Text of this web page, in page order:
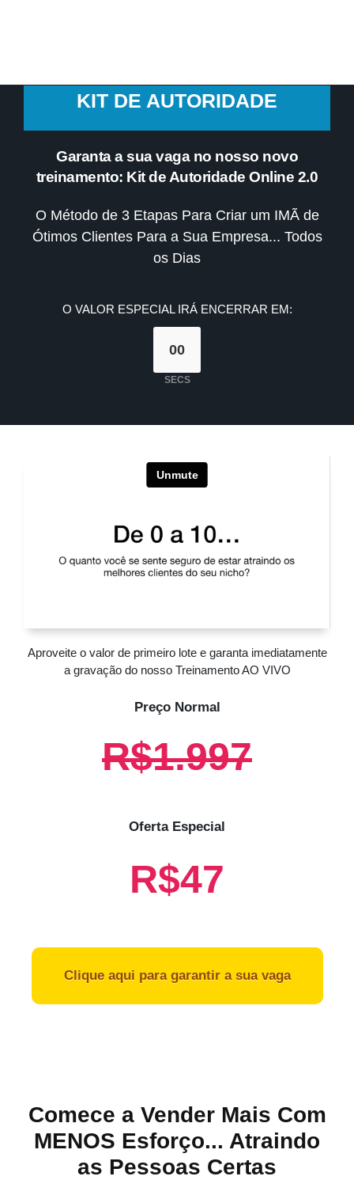
KIT DE AUTORIDADE
Garanta a sua vaga no nosso novo
treinamento: Kit de Autoridade Online 2.0
O Método de 3 Etapas Para Criar um IMÃ de
Ótimos Clientes Para a Sua Empresa... Todos
os Dias
O VALOR ESPECIAL IRÁ ENCERRAR EM:
00
SECS
Aproveite o valor de primeiro lote e garanta imediatamente
a gravação do nosso Treinamento AO VIVO
Preço Normal
R$1.997
Oferta Especial
R$47
Clique aqui para garantir a sua vaga
Comece a Vender Mais Com
MENOS Esforço... Atraindo
as Pessoas Certas